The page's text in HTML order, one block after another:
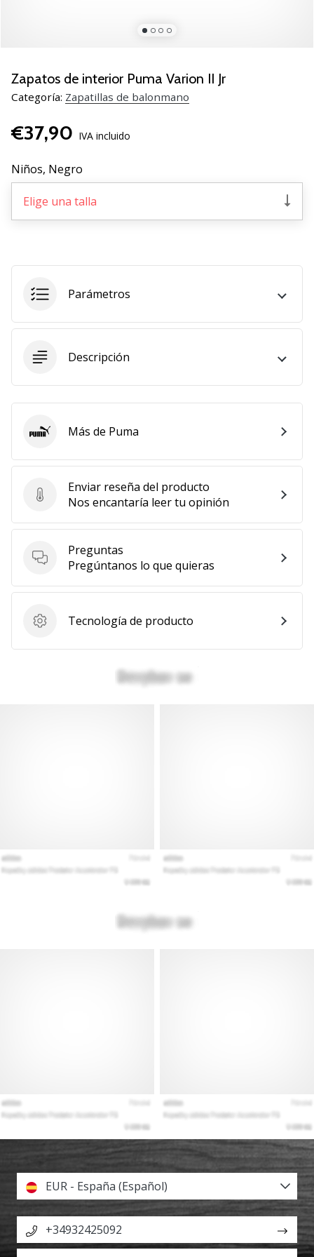
Accelerate
NITRO
SQD
Descubre
actualizaciones
técnicas
y…
¡Conviértete
embajador
Weplayhandball!
consideras
un
¡Te
en
equipo!
Mostrar
todos
los
Zapatos de interior Puma Varion II Jr
Categoría: Zapatillas de balonmano
€37,90 IVA incluido
Niños, Negro
Elige una talla
Parámetros
Descripción
Enviar reseña del producto
Enviar reseña del producto
Nos encantaría leer tu opinión
Preguntas
Preguntas
Pregúntanos lo que quieras
Tecnología de producto
Tecnología de producto
PumaMás de Puma
EUR - España (Español)
+34932425092